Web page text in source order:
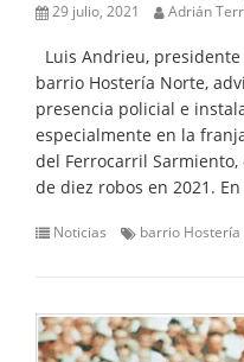
29 julio, 2021 Adrián
Luis Andrieu,
barrio Hostería Norte,
presencia policial e
especialmente en la
del Ferrocarril
de diez robos en 2021.
Noticias barrio Hostería